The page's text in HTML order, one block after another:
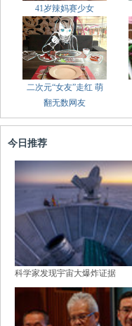
41岁辣妈赛少女
二次元“女友”走红 萌
翻无数网友
今日推荐
科学家发现宇宙大爆炸证据